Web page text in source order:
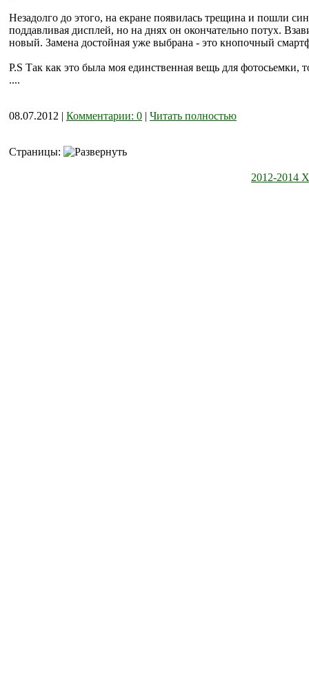
Незадолго до этого, на екране появилась трещина и пошли
поддавливая дисплей, но на днях он окончательно потух.
новый. Замена достойная уже выбрана - это кнопочный
P.S Так как это была моя единственная вещь для фотосьемки,
....
08.07.2012 | Комментарии: 0 | Читать полностью
Страницы:
2012-2014